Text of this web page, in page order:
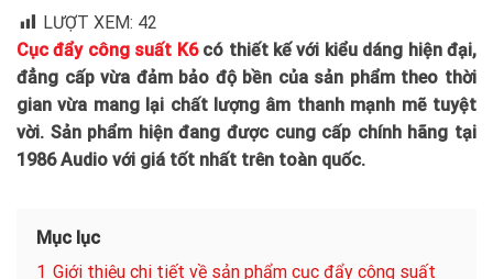
LƯỢT XEM: 42
Cục đẩy công suất K6có thiết kế với kiểu dáng hiện đại,
đẳng cấp vừa đảm bảo độ bền của sản phẩm theo thời
gian vừa mang lại chất lượng âm thanh mạnh mẽ tuyệt
vời. Sản phẩm hiện đang được cung cấp chính hãng tại
1986 Audio với giá tốt nhất trên toàn quốc.
Mục lục
1 Giới thiệu chi tiết về sản phẩm cục đẩy công suất